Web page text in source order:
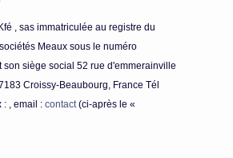
, sas immatriculée au registre du
Meaux sous le numéro
son siège social 52 rue d'emmerainville
Croissy-Beaubourg, France Tél
: , email : contact(ci-après le «